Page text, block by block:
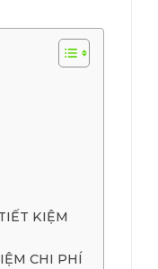
KIỆM
CHI PHÍ